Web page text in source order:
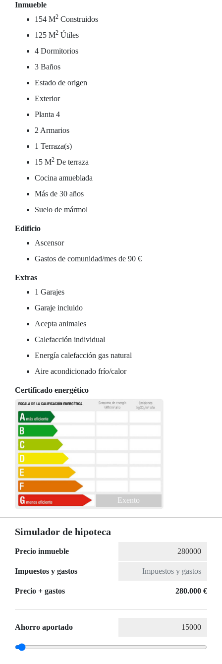
Inmueble
154 M2 Construidos
125 M2 Útiles
4 Dormitorios
3 Baños
Estado de origen
Exterior
Planta 4
2 Armarios
1 Terraza(s)
15 M2 De terraza
Cocina amueblada
Más de 30 años
Suelo de mármol
Edificio
Ascensor
Gastos de comunidad/mes de 90 €
Extras
1 Garajes
Garaje incluido
Acepta animales
Calefacción individual
Energía calefacción gas natural
Aire acondicionado frío/calor
Certificado energético
Exento
Simulador de hipoteca
Precio inmueble
Impuestos y gastos
Precio + gastos 280.000 €
Ahorro aportado